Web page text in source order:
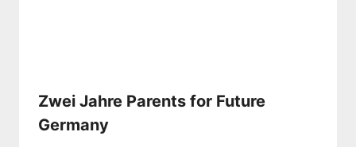
Zwei Jahre Parents for Future
Germany